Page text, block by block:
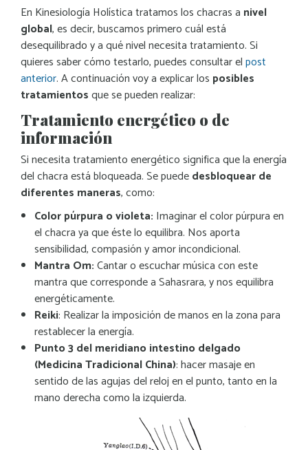
En Kinesiología Holística tratamos los chacras a nivel
global, es decir, buscamos primero cuál está
desequilibrado y a qué nivel necesita tratamiento. Si
quieres saber cómo testarlo, puedes consultar elpost
anterior. A continuación voy a explicar los posibles
tratamientosque se pueden realizar:
Tratamiento energético o de
información
Si necesita tratamiento energético significa que la energía
del chacra está bloqueada. Se puededesbloquear de
diferentes maneras, como:
Color púrpura o violeta: Imaginar el color púrpura en
el chacra ya que éste lo equilibra. Nos aporta
sensibilidad, compasión y amor incondicional.
Mantra Om:Cantar o escuchar música con este
mantra que corresponde a Sahasrara, y nos equilibra
energéticamente.
Reiki: Realizar la imposición de manos en la zona para
restablecer la energía.
Punto 3 del meridiano intestino delgado
(Medicina Tradicional China): hacer masaje en
sentido de las agujas del reloj en el punto, tanto en la
mano derecha como la izquierda.